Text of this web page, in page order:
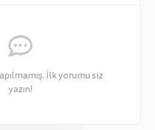
İlk yorumu siz
yazın!